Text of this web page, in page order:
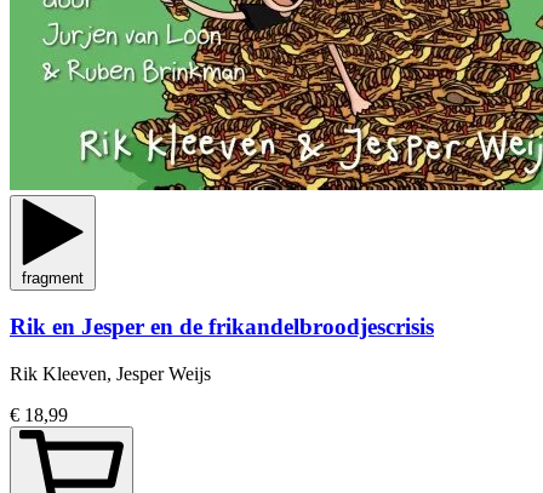
fragment
Rik en Jesper en de frikandelbroodjescrisis
Rik Kleeven, Jesper Weijs
€ 18,99